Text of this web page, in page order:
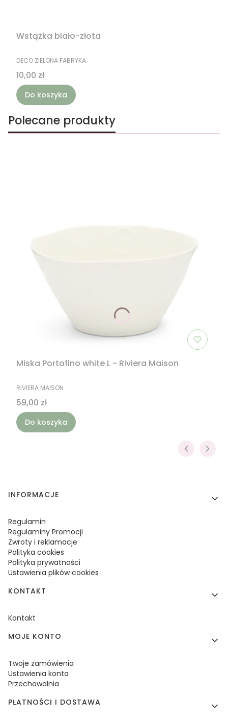
Wstążka biało-złota
PRODUCENT
DECO ZIELONA FABRYKA
Cena
10,00 zł
Do koszyka
Polecane produkty
Miska Portofino white L - Riviera Maison
PRODUCENT
RIVIERA MAISON
Cena
59,00 zł
Do koszyka
Linki w stopce
INFORMACJE
Regulamin
Regulaminy Promocji
Zwroty i reklamacje
Polityka cookies
Polityka prywatności
Ustawienia plików cookies
KONTAKT
Kontakt
MOJE KONTO
Twoje zamówienia
Ustawienia konta
Przechowalnia
PŁATNOŚCI I DOSTAWA